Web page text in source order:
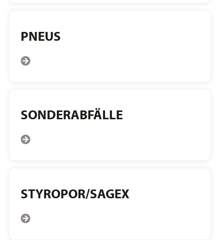
PNEUS
SONDERABFÄLLE
STYROPOR/SAGEX